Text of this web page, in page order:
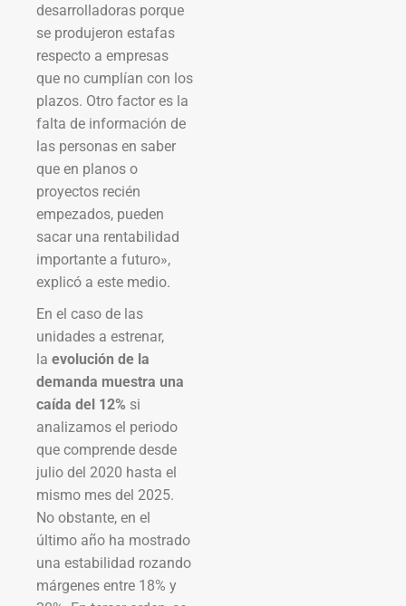
desarrolladoras porque
se produjeron estafas
respecto a empresas
que no cumplían con los
plazos. Otro factor es la
falta de información de
las personas en saber
que en planos o
proyectos recién
empezados, pueden
sacar una rentabilidad
importante a futuro»,
explicó a este medio.
En el caso de las
unidades a estrenar,
la evolución de la
demanda muestra una
caída del 12% si
analizamos el periodo
que comprende desde
julio del 2020 hasta el
mismo mes del 2025.
No obstante, en el
último año ha mostrado
una estabilidad rozando
márgenes entre 18% y